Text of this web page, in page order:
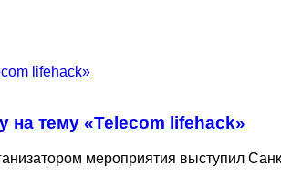
на тему «Telecom lifehack»
мероприятия выступил